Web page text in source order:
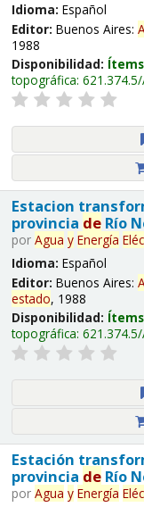
Idioma: Español
Editor: Buenos Aires:
1988
Disponibilidad:
topográfica:
Estacion
provincia deRío
por Agua y Energía
Idioma: Español
Editor: Buenos Aires:
estado, 1988
Disponibilidad:
topográfica:
Estación
provincia deRío
por Agua y Energía